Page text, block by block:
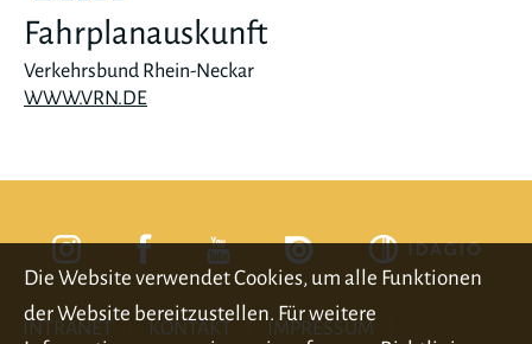
Fahrplanauskunft
Verkehrsbund Rhein-Neckar
WWW.VRN.DE
INTRANET KONTAKT IMPRESSUM
Die Website verwendet Cookies, um alle Funktionen
der Website bereitzustellen. Für weitere